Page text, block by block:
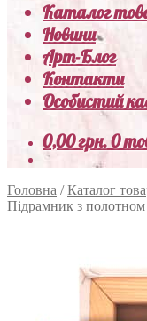
Каталог
Новини
Арт-Блог
Контакти
Особистий
0,00грн.0
Головна /Каталог
Підрамник з